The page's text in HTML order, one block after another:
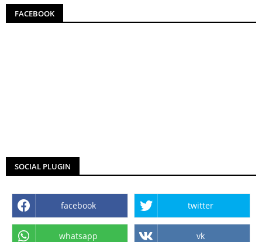
FACEBOOK
SOCIAL PLUGIN
facebook twitter
whatsapp vk